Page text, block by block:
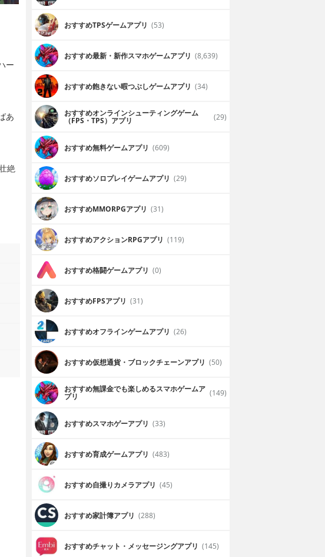
ー
あ
絶
おすすめTPSゲームアプリ (53)
おすすめ最新・新作スマホゲームアプリ (8,639)
おすすめ飽きない暇つぶしゲームアプリ (34)
おすすめオンラインシューティングゲーム
（FPS・TPS）アプリ (29)
おすすめ無料ゲームアプリ (609)
おすすめソロプレイゲームアプリ (29)
おすすめ MMORPGアプリ (31)
おすすめアクションRPGアプリ (119)
おすすめ格闘ゲームアプリ (0)
おすすめFPSアプリ (31)
おすすめオフラインゲームアプリ (26)
おすすめ仮想通貨・ブロックチェーンアプリ (50)
おすすめ無課金でも楽しめるスマホゲームア
プリ (149)
おすすめスマホゲーアプリ (33)
おすすめ育成ゲームアプリ (483)
おすすめ自撮りカメラアプリ (45)
おすすめ家計簿アプリ (288)
おすすめチャット・メッセージングアプリ (145)